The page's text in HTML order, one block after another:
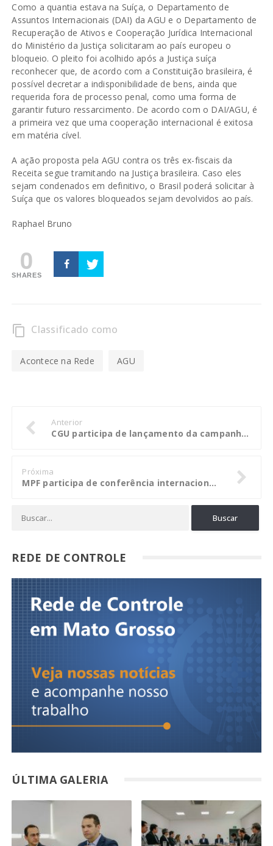
Como a quantia estava na Suíça, o Departamento de
Assuntos Internacionais (DAI) da AGU e o Departamento de
Recuperação de Ativos e Cooperação Jurídica Internacional
do Ministério da Justiça solicitaram ao país europeu o
bloqueio. O pleito foi acolhido após a Justiça suíça
reconhecer que, de acordo com a Constituição brasileira, é
possível decretar a indisponibilidade de bens, ainda que
requerida fora de processo penal, como uma forma de
garantir futuro ressarcimento. De acordo com o DAI/AGU, é
a primeira vez que uma cooperação internacional é exitosa
em matéria cível.
A ação proposta pela AGU contra os três ex-fiscais da
Receita segue tramitando na Justiça brasileira. Caso eles
sejam condenados em definitivo, o Brasil poderá solicitar à
Suíça que os valores bloqueados sejam devolvidos ao país.
Raphael Bruno
0
SHARES
content_copy Classificado como
Acontece na Rede AGU
Anterior
CGU participa de lançamento da campanha #TodosJuntosContraCorrupção
Próxima
MPF participa de conferência internacional sobre desenvolvimento da América Latina
REDE DE CONTROLE
ÚLTIMA GALERIA